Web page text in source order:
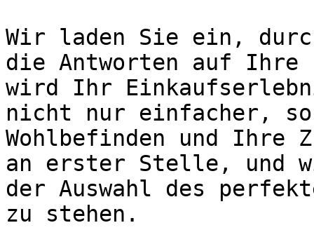
Wir laden Sie ein,
die Antworten auf Ihre
wird Ihr
nicht nur einfacher,
Wohlbefinden und Ihre
an erster Stelle, und
der Auswahl des
zu stehen.